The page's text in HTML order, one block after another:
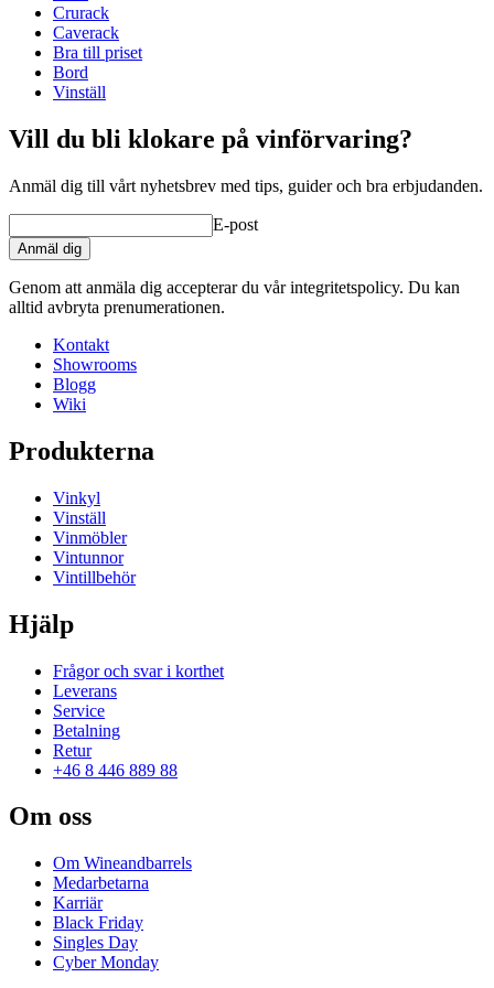
Vikt (kg)
Crurack
Caverack
Bra till priset
Bord
Vinställ
Vill du bli klokare på vinförvaring?
Anmäl dig till vårt nyhetsbrev med tips, guider och bra erbjudanden.
E-post
Anmäl dig
Genom att anmäla dig accepterar du vår integritetspolicy. Du kan
alltid avbryta prenumerationen.
Kontakt
Showrooms
Blogg
Wiki
Produkterna
Vinkyl
Vinställ
Vinmöbler
Vintunnor
Vintillbehör
Hjälp
Frågor och svar i korthet
Leverans
Service
Betalning
Retur
+46 8 446 889 88
Om oss
Om Wineandbarrels
Medarbetarna
Karriär
Black Friday
Singles Day
Cyber Monday